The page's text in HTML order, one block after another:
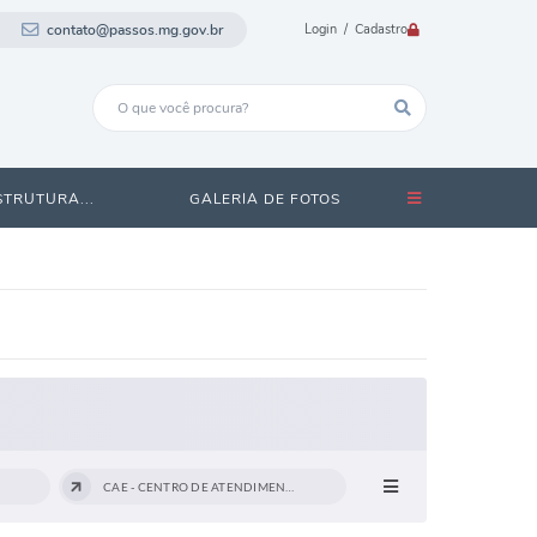
Login / Cadastro
contato@passos.mg.gov.br
GALERIA DE FOTOS